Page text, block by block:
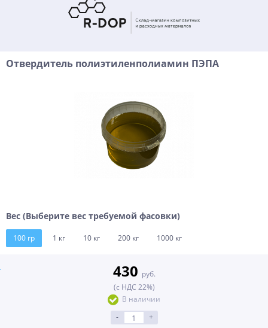
Отвердитель полиэтиленполиамин ПЭПА
430 руб.
(с НДС 22%)
В наличии
-
+
Вес (Выберите вес требуемой фасовки)
100 гр 1 кг 10 кг 200 кг 1000 кг